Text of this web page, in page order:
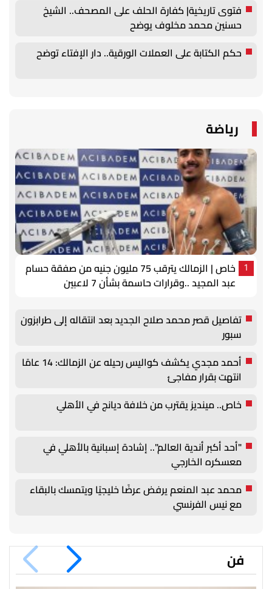
فتوى تاريخية| كفارة الحلف على المصحف.. الشيخ
حسنين محمد مخلوف يوضح
حكم الكتابة على العملات الورقية.. دار الإفتاء توضح
رياضة
1
خاص | الزمالك يترقب 75 مليون جنيه من صفقة حسام
عبد المجيد ..وقرارات حاسمة بشأن 7 لاعبين
تفاصيل قصر محمد صلاح الجديد بعد انتقاله إلى طرابزون
سبور
أحمد مجدي يكشف كواليس رحيله عن الزمالك: 14 عامًا
انتهت بقرار مفاجئ
خاص.. مينديز يقترب من خلافة ديانج في الأهلي
"أحد أكبر أندية العالم".. إشادة إسبانية بالأهلي في
معسكره الخارجي
محمد عبد المنعم يرفض عرضًا خليجيًا ويتمسك بالبقاء
مع نيس الفرنسي
فن